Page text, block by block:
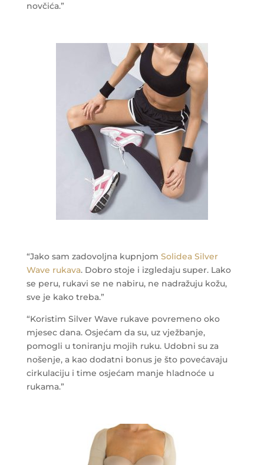
novčića.”
“Jako sam zadovoljna kupnjom Solidea Silver
Wave rukava. Dobro stoje i izgledaju super. Lako
se peru, rukavi se ne nabiru, ne nadražuju kožu,
sve je kako treba.”
“Koristim Silver Wave rukave povremeno oko
mjesec dana. Osjećam da su, uz vježbanje,
pomogli u toniranju mojih ruku. Udobni su za
nošenje, a kao dodatni bonus je što povećavaju
cirkulaciju i time osjećam manje hladnoće u
rukama.”